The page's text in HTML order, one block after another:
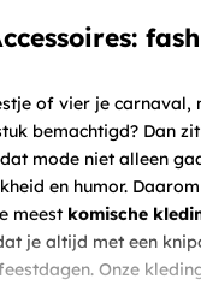
of vier je carnaval,
bemachtigd? Dan
mode niet alleen
en humor.
meest komische
je altijd met een
Onze